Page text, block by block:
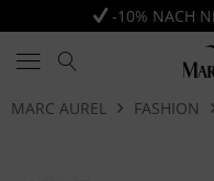
-10% NACH
MARC AUREL FASHION